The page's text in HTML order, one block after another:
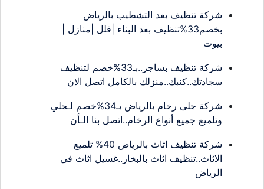
شركة تنظيف بعد التشطيب بالرياض
بخصم33%تنظيف بعد البناء |فلل |منازل |
بيوت
شركة تنظيف بساجر..بـ33%خصم لتنظيف
سجادتك..كنبك..منزلك بالكامل اتصل الان
شركة جلى رخام بالرياض بـ34%خصم لـجلي
وتلميع جميع أنواع الرخام..اتصل بنا الـأن
شركة تنظيف اثاث بالرياض 40% تلميع
الاثاث..تنظيف اثاث بالبخار..غسيل اثاث في
الرياض